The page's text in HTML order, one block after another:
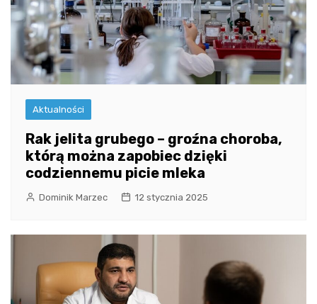
Aktualności
Rak jelita grubego – groźna choroba,
którą można zapobiec dzięki
codziennemu picie mleka
Dominik Marzec 12 stycznia 2025